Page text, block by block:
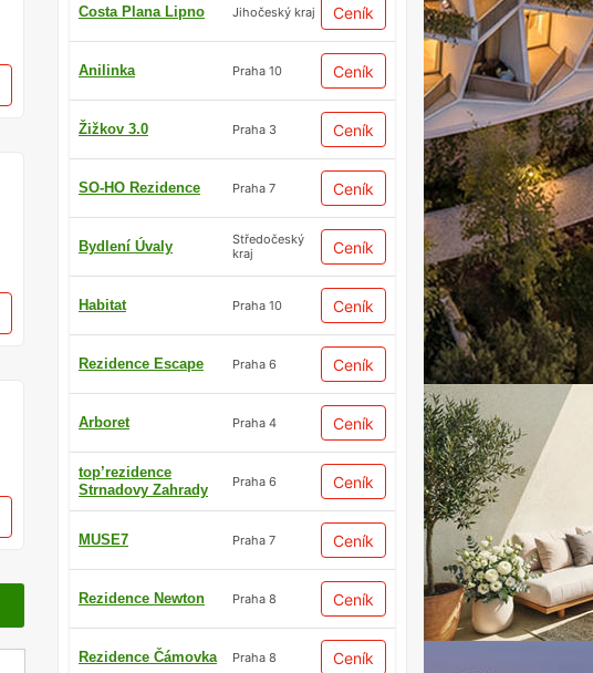
Costa Plana Lipno Jihočeský kraj Ceník
Anilinka Praha 10 Ceník
Žižkov 3.0 Praha 3 Ceník
SO-HO Rezidence Praha 7 Ceník
Bydlení Úvaly
Středočeský
kraj
Ceník
Habitat Praha 10 Ceník
Rezidence Escape Praha 6 Ceník
Arboret Praha 4 Ceník
top’rezidence
Strnadovy Zahrady
Praha 6 Ceník
MUSE7 Praha 7 Ceník
Rezidence Newton Praha 8 Ceník
Rezidence Čámovka Praha 8 Ceník